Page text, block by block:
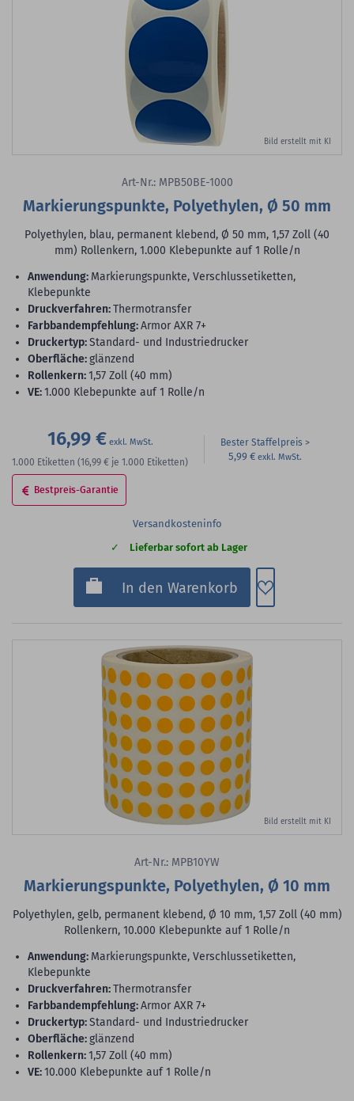
Bild erstellt mit KI
Art-Nr.: MPB50BE-1000
Markierungspunkte, Polyethylen, Ø 50 mm
Polyethylen, blau, permanent klebend, Ø 50 mm, 1,57 Zoll (40
mm) Rollenkern, 1.000 Klebepunkte auf 1 Rolle/n
Anwendung: Markierungspunkte, Verschlussetiketten,
Klebepunkte
Druckverfahren:Thermotransfer
Farbbandempfehlung:Armor AXR 7+
Druckertyp:Standard- und Industriedrucker
Oberfläche:glänzend
Rollenkern:1,57 Zoll (40 mm)
VE:1.000 Klebepunkte auf 1 Rolle/n
16,99 €
1.000 Etiketten (16,99 € je 1.000 Etiketten)
Bester Staffelpreis
5,99 €
Bestpreis-Garantie
Versandkosteninfo
Lieferbar sofort ab Lager
In den Warenkorb Zum
Bild erstellt mit KI
Art-Nr.: MPB10YW
Markierungspunkte, Polyethylen, Ø 10 mm
Polyethylen, gelb, permanent klebend, Ø 10 mm, 1,57 Zoll (40 mm)
Rollenkern, 10.000 Klebepunkte auf 1 Rolle/n
Anwendung: Markierungspunkte, Verschlussetiketten,
Klebepunkte
Druckverfahren:Thermotransfer
Farbbandempfehlung:Armor AXR 7+
Druckertyp:Standard- und Industriedrucker
Oberfläche:glänzend
Rollenkern:1,57 Zoll (40 mm)
VE:10.000 Klebepunkte auf 1 Rolle/n